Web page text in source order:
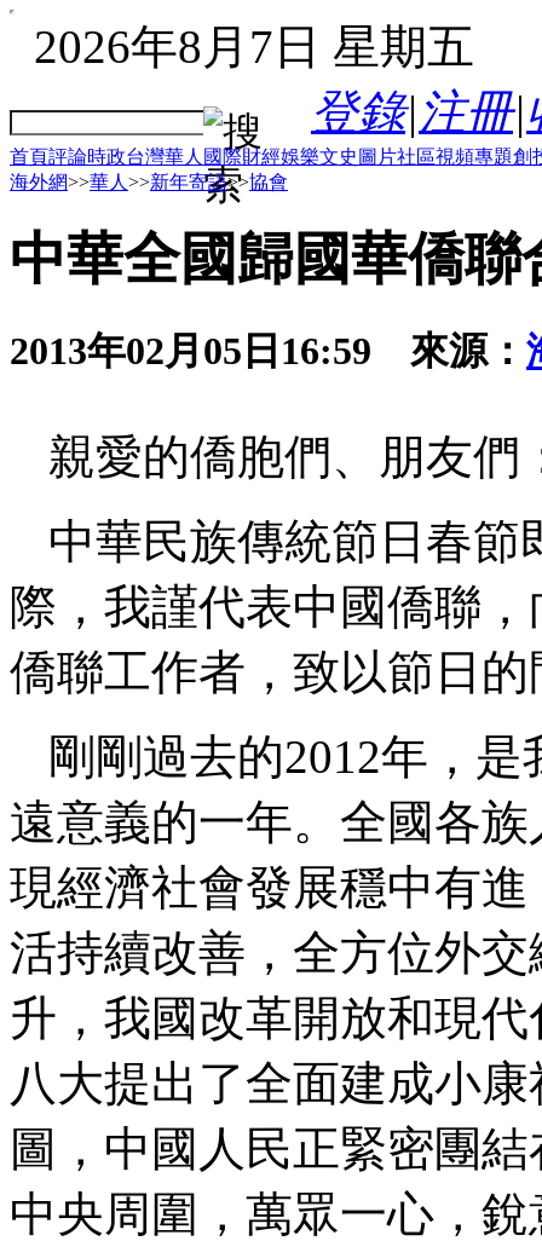
2026年8月7日 星期五
登錄|注冊|
首頁評論時政台灣華人 國際財經娛樂文史 圖片社區視頻專題創
海外網>>華人 >>新年寄語>>協會
中華全國歸國華僑
2013年02月05日16:59 來源：
親愛的僑胞們、朋友們
中華民族傳統節日春
際，我謹代表中國僑聯
僑聯工作者，致以節日
剛剛過去的2012年，
遠意義的一年。全國各
現經濟社會發展穩中有
活持續改善，全方位外
升，我國改革開放和現
八大提出了全面建成小
圖，中國人民正緊密團
中央周圍，萬眾一心，